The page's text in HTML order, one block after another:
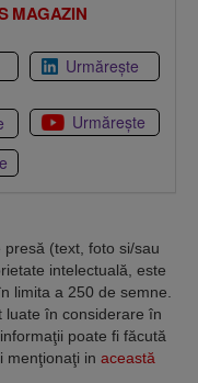
MAGAZIN
Urmărește
Urmărește
(text, foto si/sau
intelectuală, este
limita a 250 de semne.
luate în considerare în
poate fi făcută
menţionaţi in această